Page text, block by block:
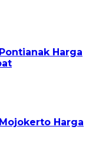
Harga
Harga